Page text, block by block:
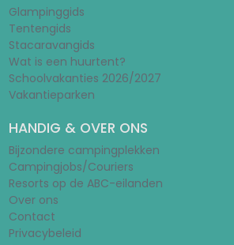
Glampinggids
Tentengids
Stacaravangids
Wat is een huurtent?
Schoolvakanties 2026/2027
Vakantieparken
HANDIG & OVER ONS
Bijzondere campingplekken
Campingjobs/Couriers
Resorts op de ABC-eilanden
Over ons
Contact
Privacybeleid